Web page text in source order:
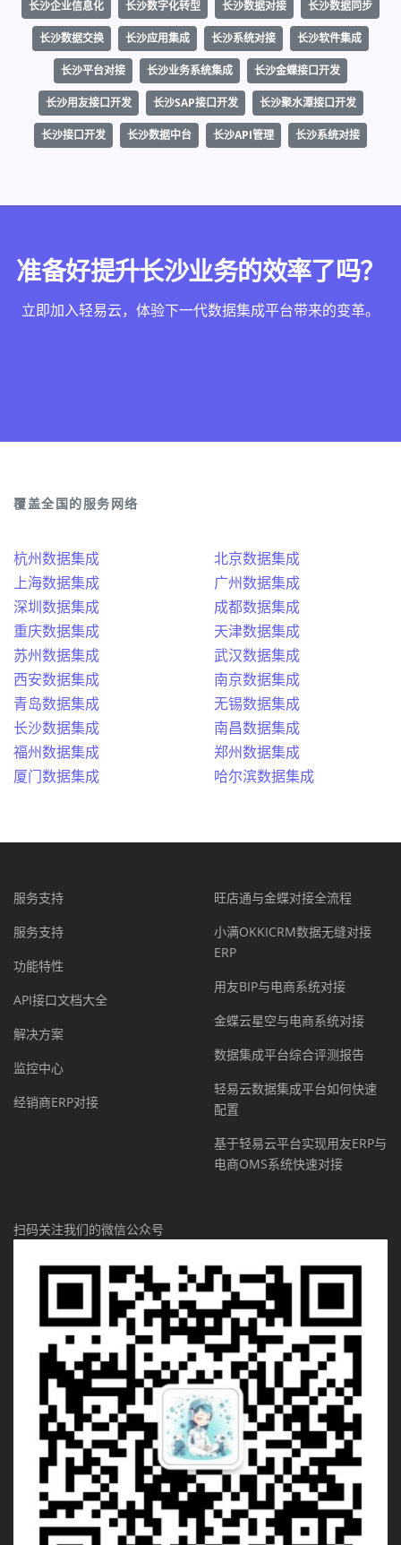
长沙企业信息化 长沙数字化转型 长沙数据对接 长沙数据同步
长沙数据交换 长沙应用集成 长沙系统对接 长沙软件集成
长沙平台对接 长沙业务系统集成 长沙金蝶接口开发
长沙用友接口开发 长沙SAP接口开发 长沙聚水潭接口开发
长沙接口开发 长沙数据中台 长沙API管理 长沙系统对接
准备好提升长沙业务的效率了吗？
立即加入轻易云，体验下一代数据集成平台带来的变革。
覆盖全国的服务网络
杭州数据集成
北京数据集成
上海数据集成
广州数据集成
深圳数据集成
成都数据集成
重庆数据集成
天津数据集成
苏州数据集成
武汉数据集成
西安数据集成
南京数据集成
青岛数据集成
无锡数据集成
长沙数据集成
南昌数据集成
福州数据集成
郑州数据集成
厦门数据集成
哈尔滨数据集成
服务支持
服务支持
功能特性
API接口文档大全
解决方案
监控中心
经销商ERP对接
旺店通与金蝶对接全流程
小满OKKICRM数据无缝对接
ERP
用友BIP与电商系统对接
金蝶云星空与电商系统对接
数据集成平台综合评测报告
轻易云数据集成平台如何快速
配置
基于轻易云平台实现用友ERP与
电商OMS系统快速对接
扫码关注我们的微信公众号